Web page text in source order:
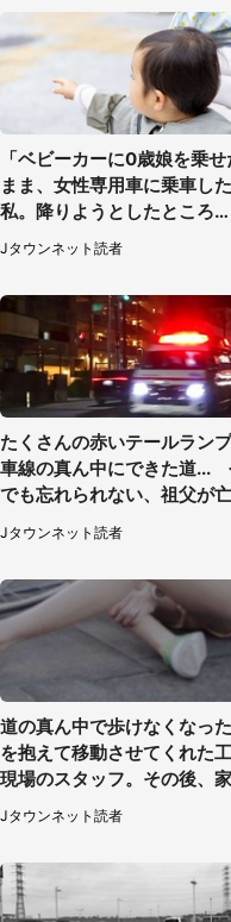
「ベビーカーに0歳娘を乗せ
まま、女性専用車に乗車した
私。降りようとしたところ
で...」（大阪府・30代女性）
Jタウンネット読者
たくさんの赤いテールラン
車線の真ん中にできた道...
でも忘れられない、祖父が
なった夜に見た光景（30代女
性）
Jタウンネット読者
道の真ん中で歩けなくなっ
を抱えて移動させてくれた
現場のスタッフ。その後、
で私を送ると（大阪府・40
性）
Jタウンネット読者